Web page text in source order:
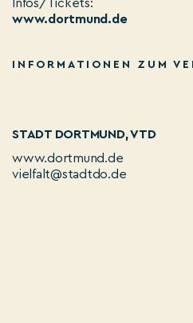
Infos/Tickets:
www.dortmund.de
INFORMATIONEN ZUM
STADT DORTMUND, VTD
www.dortmund.de
vielfalt@stadtdo.de